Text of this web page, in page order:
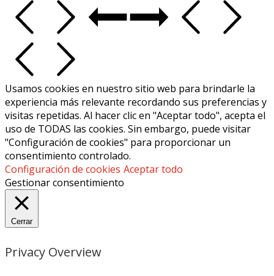
Usamos cookies en nuestro sitio web para brindarle la
experiencia más relevante recordando sus preferencias y
visitas repetidas. Al hacer clic en "Aceptar todo", acepta el
uso de TODAS las cookies. Sin embargo, puede visitar
"Configuración de cookies" para proporcionar un
consentimiento controlado.
Configuración de cookies Aceptar todo
Gestionar consentimiento
Cerrar
Privacy Overview